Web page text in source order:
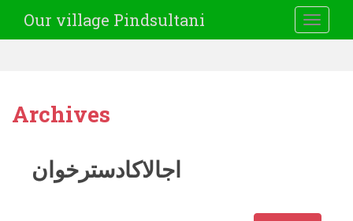
Our village Pindsultani
Archives
اجالاکادسترخوان